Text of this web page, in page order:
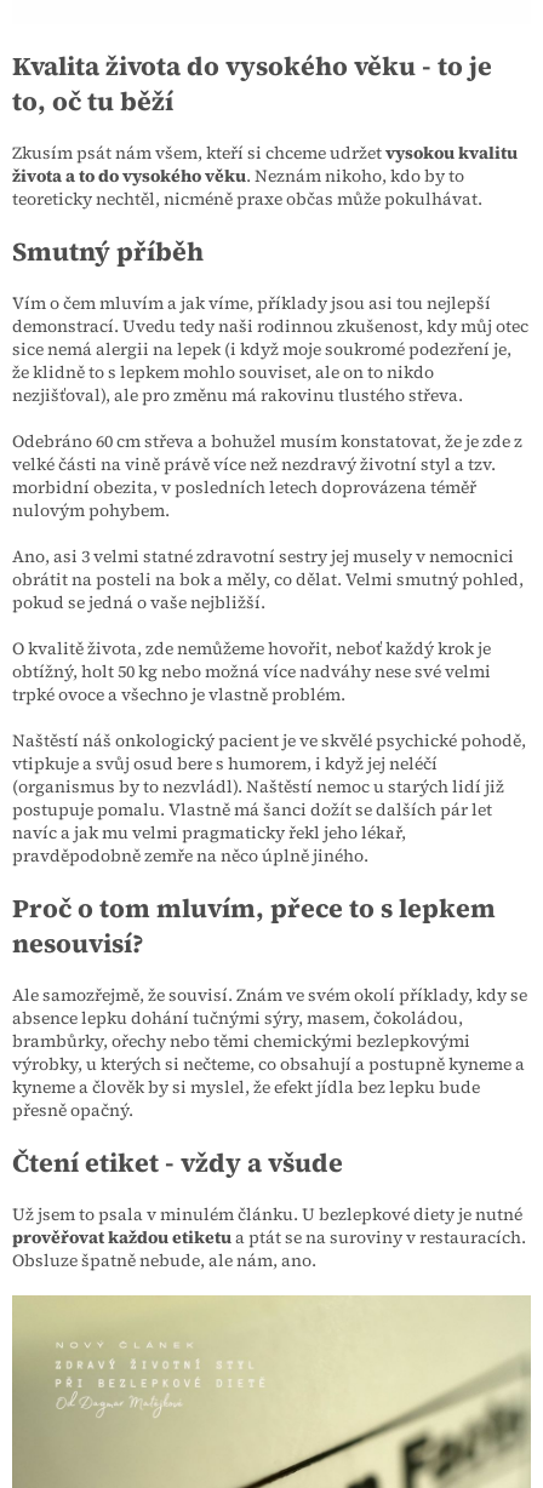
Kvalita života do vysokého věku - to je
to, oč tu běží
Zkusím psát nám všem, kteří si chceme udržetvysokou kvalitu
života a to do vysokého věku. Neznám nikoho, kdo by to
teoreticky nechtěl, nicméně praxe občas může pokulhávat.
Smutný příběh
Vím o čem mluvím a jak víme, příklady jsou asi tou nejlepší
demonstrací. Uvedu tedy naši rodinnou zkušenost, kdy můj otec
sice nemá alergii na lepek (i když moje soukromé podezření je,
že klidně to s lepkem mohlo souviset, ale on to nikdo
nezjišťoval), ale pro změnu má rakovinu tlustého střeva.
Odebráno 60 cm střeva a bohužel musím konstatovat, že je zde z
velké části na vině právě více než nezdravý životní styl a tzv.
morbidní obezita, v posledních letech doprovázena téměř
nulovým pohybem.
Ano, asi 3 velmi statné zdravotní sestry jej musely v nemocnici
obrátit na posteli na bok a měly, co dělat. Velmi smutný pohled,
pokud se jedná o vaše nejbližší.
O kvalitě života, zde nemůžeme hovořit, neboť každý krok je
obtížný, holt 50 kg nebo možná více nadváhy nese své velmi
trpké ovoce a všechno je vlastně problém.
Naštěstí náš onkologický pacient je ve skvělé psychické pohodě,
vtipkuje a svůj osud bere s humorem, i když jej neléčí
(organismus by to nezvládl). Naštěstí nemoc u starých lidí již
postupuje pomalu. Vlastně má šanci dožít se dalších pár let
navíc a jak mu velmi pragmaticky řekl jeho lékař,
pravděpodobně zemře na něco úplně jiného.
Proč o tom mluvím, přece to s lepkem
nesouvisí?
Ale samozřejmě, že souvisí. Znám ve svém okolí příklady, kdy se
absence lepku dohání tučnými sýry, masem, čokoládou,
brambůrky, ořechy nebo těmi chemickými bezlepkovými
výrobky, u kterých si nečteme, co obsahují a postupně kyneme a
kyneme a člověk by si myslel, že efekt jídla bez lepku bude
přesně opačný.
Čtení etiket - vždy a všude
Už jsem to psala v minulém článku. U bezlepkové diety je nutné
prověřovat každou etiketua ptát se na suroviny v restauracích.
Obsluze špatně nebude, ale nám, ano.